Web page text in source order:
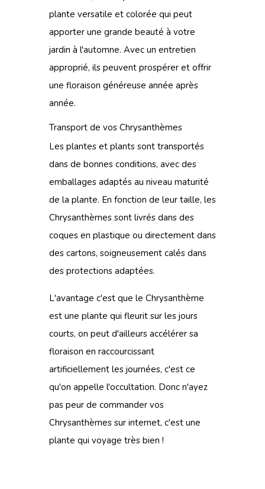
plante versatile et colorée qui peut
apporter une grande beauté à votre
jardin à l'automne. Avec un entretien
approprié, ils peuvent prospérer et offrir
une floraison généreuse année après
année.
Transport de vos Chrysanthèmes
Les plantes et plants sont transportés
dans de bonnes conditions, avec des
emballages adaptés au niveau maturité
de la plante. En fonction de leur taille, les
Chrysanthèmes sont livrés dans des
coques en plastique ou directement dans
des cartons, soigneusement calés dans
des protections adaptées.
L'avantage c'est que le Chrysanthème
est une plante qui fleurit sur les jours
courts, on peut d'ailleurs accélérer sa
floraison en raccourcissant
artificiellement les journées, c'est ce
qu'on appelle l'occultation. Donc n'ayez
pas peur de commander vos
Chrysanthèmes sur internet, c'est une
plante qui voyage très bien !